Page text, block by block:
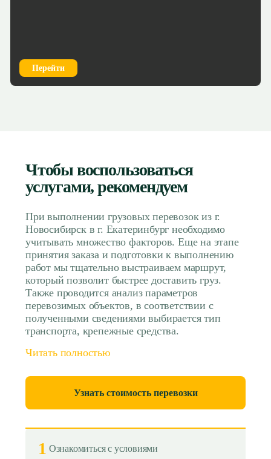
Перейти
Чтобы воспользоваться
услугами, рекомендуем
При выполнении грузовых перевозок из г.
Новосибирск в г. Екатеринбург необходимо
учитывать множество факторов. Еще на этапе
принятия заказа и подготовки к выполнению
работ мы тщательно выстраиваем маршрут,
который позволит быстрее доставить груз.
Также проводится анализ параметров
перевозимых объектов, в соответствии с
полученными сведениями выбирается тип
транспорта, крепежные средства.
Читать полностью
Узнать стоимость перевозки
1 Ознакомиться с условиями